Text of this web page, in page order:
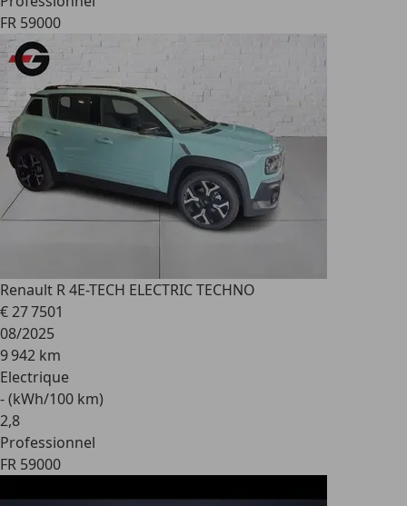
FR 59000
Renault R 4E-TECH ELECTRIC TECHNO
€ 27 7501
08/2025
9 942 km
Electrique
- (kWh/100 km)
2,8
Professionnel
FR 59000